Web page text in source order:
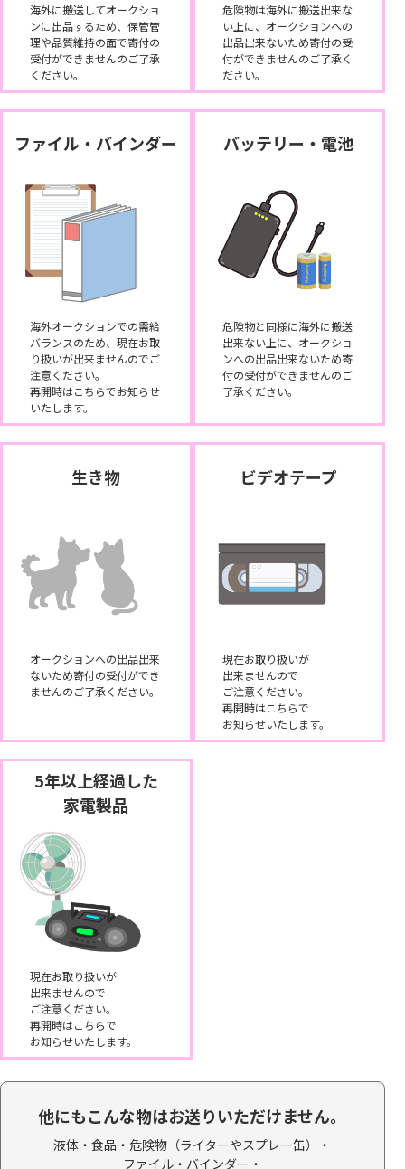
海外に搬送してオークショ
ンに出品するため、保管管
理や品質維持の面で寄付の
受付ができませんのご了承
ください。
危険物は海外に搬送出来な
い上に、オークションへの
出品出来ないため寄付の受
付ができませんのご了承く
ださい。
ファイル・バインダー
海外オークションでの需給
バランスのため、現在お取
り扱いが出来ませんのでご
注意ください。
再開時はこちらでお知らせ
いたします。
バッテリー・電池
危険物と同様に海外に搬送
出来ない上に、オークショ
ンへの出品出来ないため寄
付の受付ができませんのご
了承ください。
生き物
オークションへの出品出来
ないため寄付の受付ができ
ませんのご了承ください。
ビデオテープ
現在お取り扱いが
出来ませんので
ご注意ください。
再開時はこちらで
お知らせいたします。
5年以上経過した
家電製品
現在お取り扱いが
出来ませんので
ご注意ください。
再開時はこちらで
お知らせいたします。
他にもこんな物はお送りいただけません。
液体・食品・ 危険物（ライターやスプレー缶）・
ファイル・バインダー・